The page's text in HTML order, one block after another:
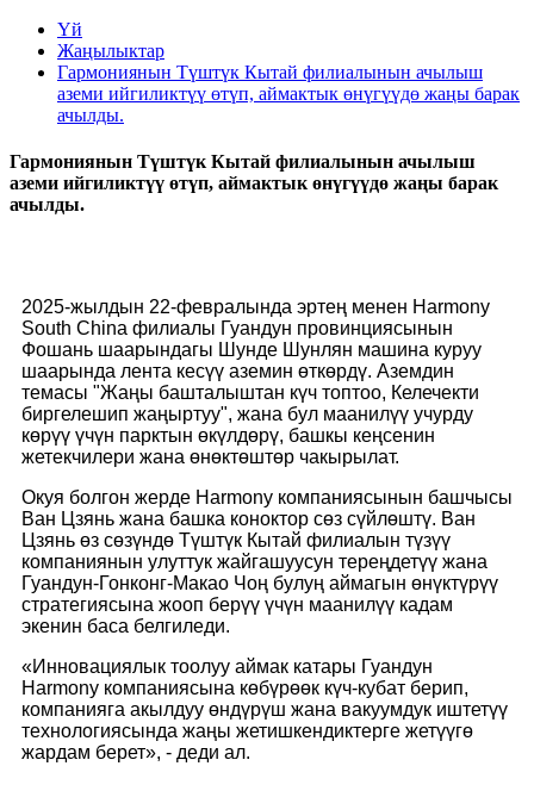
Үй
Жаңылыктар
Гармониянын Түштүк Кытай филиалынын ачылыш
аземи ийгиликтүү өтүп, аймактык өнүгүүдө жаңы барак
ачылды.
Гармониянын Түштүк Кытай филиалынын ачылыш
аземи ийгиликтүү өтүп, аймактык өнүгүүдө жаңы барак
ачылды.
2025-жылдын 22-февралында эртең менен Harmony
South China филиалы Гуандун провинциясынын
Фошань шаарындагы Шунде Шунлян машина куруу
шаарында лента кесүү аземин өткөрдү. Аземдин
темасы "Жаңы башталыштан күч топтоо, Келечекти
биргелешип жаңыртуу", жана бул маанилүү учурду
көрүү үчүн парктын өкүлдөрү, башкы кеңсенин
жетекчилери жана өнөктөштөр чакырылат.
Окуя болгон жерде Harmony компаниясынын башчысы
Ван Цзянь жана башка коноктор сөз сүйлөштү. Ван
Цзянь өз сөзүндө Түштүк Кытай филиалын түзүү
компаниянын улуттук жайгашуусун тереңдетүү жана
Гуандун-Гонконг-Макао Чоң булуң аймагын өнүктүрүү
стратегиясына жооп берүү үчүн маанилүү кадам
экенин баса белгиледи.
«Инновациялык тоолуу аймак катары Гуандун
Harmony компаниясына көбүрөөк күч-кубат берип,
компанияга акылдуу өндүрүш жана вакуумдук иштетүү
технологиясында жаңы жетишкендиктерге жетүүгө
жардам берет», - деди ал.